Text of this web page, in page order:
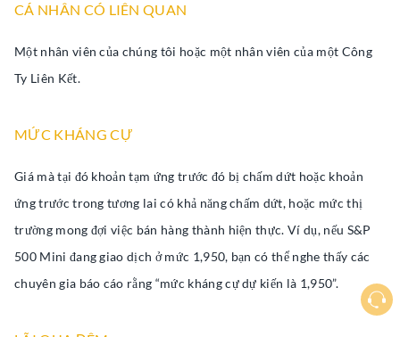
CÁ NHÂN CÓ LIÊN QUAN
Một nhân viên của chúng tôi hoặc một nhân viên của một Công
Ty Liên Kết.
MỨC KHÁNG CỰ
Giá mà tại đó khoản tạm ứng trước đó bị chấm dứt hoặc khoản
ứng trước trong tương lai có khả năng chấm dứt, hoặc mức thị
trường mong đợi việc bán hàng thành hiện thực. Ví dụ, nếu S&P
500 Mini đang giao dịch ở mức 1,950, bạn có thể nghe thấy các
chuyên gia báo cáo rằng “mức kháng cự dự kiến là 1,950”.